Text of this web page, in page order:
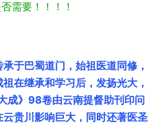
需要！！！！
于巴蜀道门，始祖医道同修，
在继承和学习后，发扬光大，
成》98卷由云南提督助刊印问
贵川影响巨大，同时还著医圣